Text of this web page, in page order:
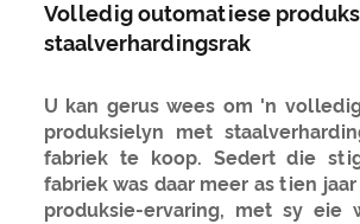
Volledig outomatiese
staalverhardingsrak
U kan gerus wees om 'n
produksielyn met
fabriek te koop. Sedert die
fabriek was daar meer as tien
produksie-ervaring, met sy eie